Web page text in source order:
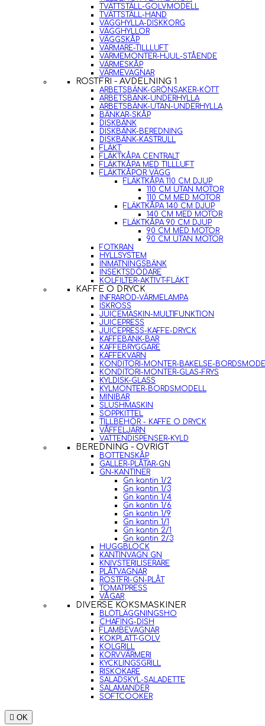
TVÄTTSTÄLL-GOLVMODELL
TVÄTTSTÄLL-HAND
VÄGGHYLLA-DISKKORG
VÄGGHYLLOR
VÄGGSKÅP
VÄRMARE-TILLLUFT
VÄRMEMONTER-HJUL-STÅENDE
VÄRMESKÅP
VÄRMEVAGNAR
ROSTFRI - AVDELNING 1
ARBETSBÄNK-GRÖNSAKER-KÖTT
ARBETSBÄNK-UNDERHYLLA
ARBETSBÄNK-UTAN-UNDERHYLLA
BÄNKAR-SKÅP
DISKBÄNK
DISKBÄNK-BEREDNING
DISKBÄNK-KASTRULL
FLÄKT
FLÄKTKÅPA CENTRALT
FLÄKTKÅPA MED TILLLUFT
FLÄKTKÅPOR VÄGG
FLÄKTKÅPA 110 CM DJUP
110 CM UTAN MOTOR
110 CM MED MOTOR
FLÄKTKÅPA 140 CM DJUP
140 CM MED MOTOR
FLÄKTKÅPA 90 CM DJUP
90 CM MED MOTOR
90 CM UTAN MOTOR
FOTKRAN
HYLLSYSTEM
INMATNINGSBÄNK
INSEKTSDÖDARE
KOLFILTER-AKTIVT-FLÄKT
KAFFE O DRYCK
INFRARÖD-VÄRMELAMPA
ISKROSS
JUICEMASKIN-MULTIFUNKTION
JUICEPRESS
JUICEPRESS-KAFFE-DRYCK
KAFFEBÄNK-BAR
KAFFEBRYGGARE
KAFFEKVARN
KONDITORI-MONTER-BAKELSE-
KONDITORI-MONTER-GLAS-FRYS
KYLDISK-GLASS
KYLMONTER-BORDSMODELL
MINIBAR
SLUSHMASKIN
SOPPKITTEL
TILLBEHÖR - KAFFE O DRYCK
VÅFFELJÄRN
VATTENDISPENSER-KYLD
BEREDNING - ÖVRIGT
BOTTENSKÅP
GALLER-PLÅTAR-GN
GN-KANTINER
Gn kantin 1/2
Gn kantin 1/3
Gn kantin 1/4
Gn kantin 1/6
Gn kantin 1/9
Gn kantin 1/1
Gn kantin 2/1
Gn kantin 2/3
HUGGBLOCK
KANTINVAGN GN
KNIVSTERILISERARE
PLÅTVAGNAR
ROSTFRI-GN-PLÅT
TOMATPRESS
VÅGAR
DIVERSE KÖKSMASKINER
BLÖTLÄGGNINGSHO
CHAFING-DISH
FLAMBEVAGNAR
KOKPLATT-GOLV
KOLGRILL
KORVVÄRMERI
KYCKLINGSGRILL
RISKOKARE
SALADSKYL-SALADETTE
SALAMANDER
SOFTCOOKER
 OK